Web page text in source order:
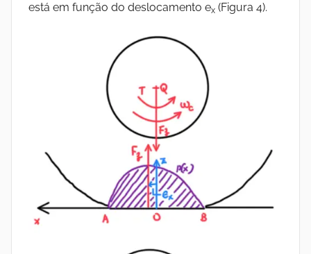
está em função do deslocamento ex (Figura 4).